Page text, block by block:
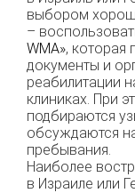
выбором
–
WMA», которая
документы и
реабилитации
клиниках. При
подбираются
обсуждаются
пребывания.
Наиболее
в Израиле или